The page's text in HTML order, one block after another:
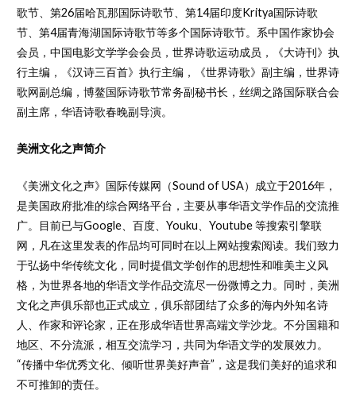
歌节、第26届哈瓦那国际诗歌节、第14届印度Kritya国际诗歌
节、第4届青海湖国际诗歌节等多个国际诗歌节。系中国作家协会
会员，中国电影文学学会会员，世界诗歌运动成员，《大诗刊》执
行主编，《汉诗三百首》执行主编，《世界诗歌》副主编，世界诗
歌网副总编，博鳌国际诗歌节常务副秘书长，丝绸之路国际联合会
副主席，华语诗歌春晚副导演。
美洲文化之声简介
《美洲文化之声》国际传媒网（Sound of USA）成立于2016年，
是美国政府批准的综合网络平台，主要从事华语文学作品的交流推
广。目前已与Google、百度、Youku、Youtube 等搜索引擎联
网，凡在这里发表的作品均可同时在以上网站搜索阅读。我们致力
于弘扬中华传统文化，同时提倡文学创作的思想性和唯美主义风
格，为世界各地的华语文学作品交流尽一份微博之力。同时，美洲
文化之声俱乐部也正式成立，俱乐部团结了众多的海内外知名诗
人、作家和评论家，正在形成华语世界高端文学沙龙。不分国籍和
地区、不分流派，相互交流学习，共同为华语文学的发展效力。
“传播中华优秀文化、倾听世界美好声音”，这是我们美好的追求和
不可推卸的责任。